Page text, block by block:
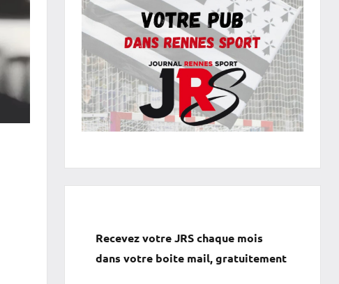
Recevez votre JRS chaque mois
dans votre boite mail, gratuitement